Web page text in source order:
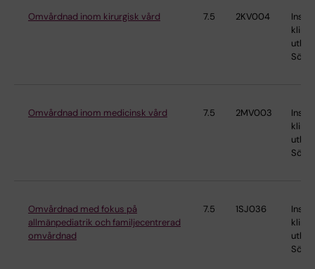
Omvårdnad inom kirurgisk vård 7.5 2KV004
Omvårdnad inom medicinsk vård 7.5 2MV003
Omvårdnad med fokus på
allmänpediatrik och familjecentrerad
omvårdnad
7.5 1SJ036